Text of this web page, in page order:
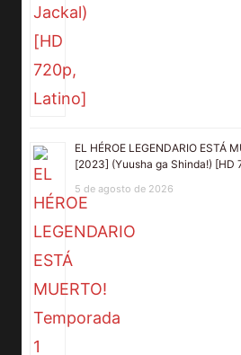
EL HÉROE LEGENDARIO ESTÁ
[2023] (Yuusha ga Shinda!) [HD
5 de agosto de 2026